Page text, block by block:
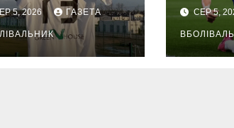
5, 2026 ГАЗЕТА СЕР 5,